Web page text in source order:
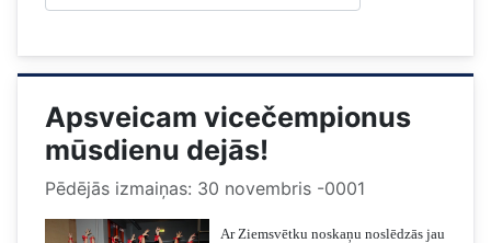
Apsveicam vicečempionus
mūsdienu dejās!
Pēdējās izmaiņas: 30 novembris -0001
Ar Ziemsvētku noskaņu noslēdzās jau